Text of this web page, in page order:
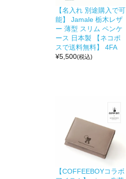
【名入れ 別途購入で可
能】 Jamale 栃木レザ
ー 薄型 スリム ペンケ
ース 日本製 【ネコポ
スで送料無料】 4FA
¥5,500(税込)
【COFFEEBOYコラボ